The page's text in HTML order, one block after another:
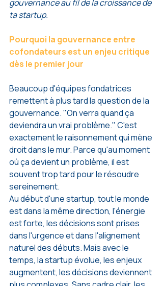
gouvernance au fil de la croissance de
ta startup.
Pourquoi la gouvernance entre
cofondateurs est un enjeu critique
dès le premier jour
Beaucoup d'équipes fondatrices
remettent à plus tard la question de la
gouvernance. "On verra quand ça
deviendra un vrai problème." C'est
exactement le raisonnement qui mène
droit dans le mur. Parce qu'au moment
où ça devient un problème, il est
souvent trop tard pour le résoudre
sereinement.
Au début d'une startup, tout le monde
est dans la même direction, l'énergie
est forte, les décisions sont prises
dans l'urgence et dans l'alignement
naturel des débuts. Mais avec le
temps, la startup évolue, les enjeux
augmentent, les décisions deviennent